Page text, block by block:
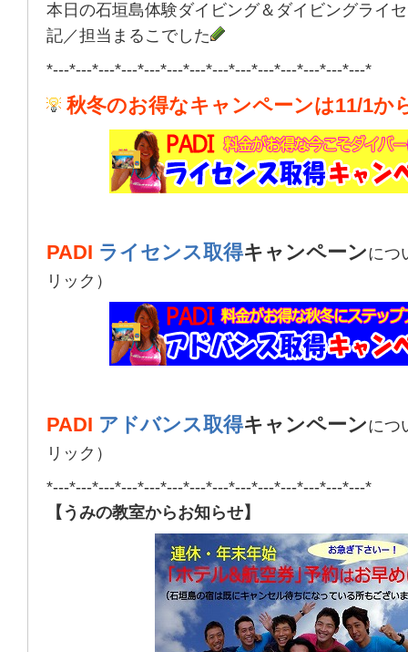
本日の石垣島体験ダイビング＆ダイビングライ
記／担当まるこでした
*---*---*---*---*---*---*---*---*---*---*---*---*---*---*
秋冬のお得なキャンペーンは11/1か
PADI ライセンス取得キャンペーンにつ
リック）
PADI アドバンス取得キャンペーンにつ
リック）
*---*---*---*---*---*---*---*---*---*---*---*---*---*---*
【うみの教室からお知らせ】